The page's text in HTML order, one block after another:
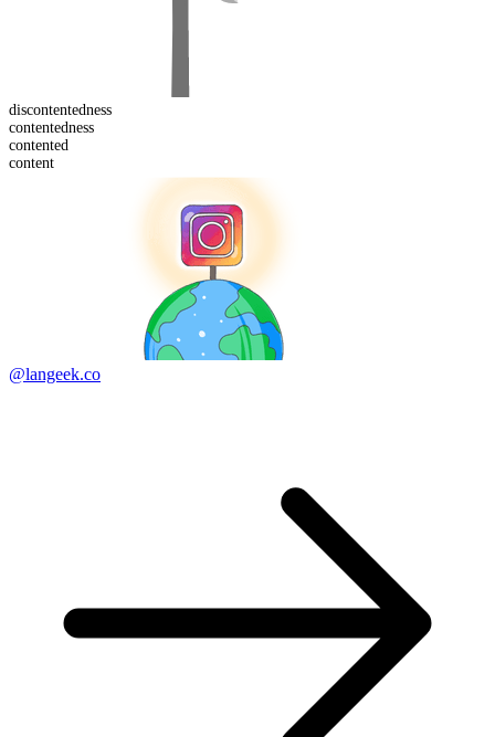
discontentedness
contentedness
contented
content
@langeek.co